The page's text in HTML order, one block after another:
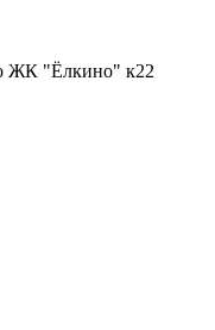
ЖК "Ёлкино" к22